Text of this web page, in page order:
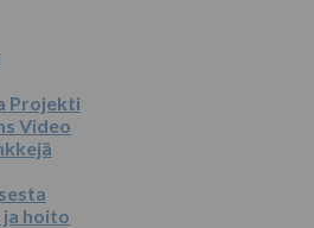
Projekti
Video
hoito